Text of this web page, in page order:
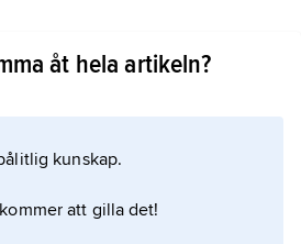
Deutsche
i] ,NSDAP
åt hela artikeln?
kunskap.
att gilla det!